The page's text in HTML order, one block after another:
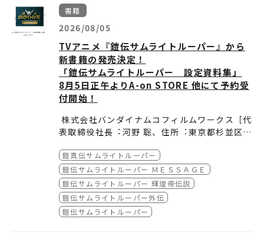
情報もあります。
ペース）
東京都足立区千住3-92
主催：バンダイナムコフィルムワークス
※詳細はイベントページでご確認ください。
書籍
2026/08/05
TVアニメ『鎧伝サムライトルーパー』から
新書籍の発売決定！
「鎧伝サムライトルーパー 設定資料集」
8月5日正午よりA-on STORE 他にて予約受
付開始！
株式会社バンダイナムコフィルムワークス［代
表取締役社⻑︓河野 聡、住所︓東京都杉並区］
なるTVアニメ『鎧真伝サムライトルーパー』
の放送を記念 して、「鎧伝サムライトルーパー
設定資料集」（4,950円／税込）を発売しま
す。
予約受付は、バンダイナムコフィルムワークス
公式通販サイトA-on STORE 他にて、2026年
m/item-1000242142/ ）
●サンライズストア（プレミアムバンダイ）（
https://p-bandai.jp/item/item-10002549
35/）
■「鎧伝サムライトルーパー 設定資料集」商品
特⻑
本書籍は、A4サイズ・180ページ以上の本⽂モ
ノクロの冊⼦で、『鎧伝サムライトルーパー』
のTVシ
■「鎧伝サムライトルーパー 設定資料集」商品
鎧真伝サムライトルーパー
鎧伝サムライトルーパー ＭＥＳＳＡＧＥ
鎧伝サムライトルーパー 輝煌帝伝説
鎧伝サムライトルーパー外伝
鎧伝サムライトルーパー